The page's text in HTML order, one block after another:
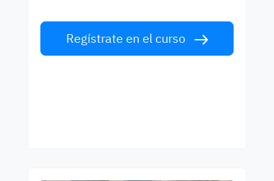
Regístrate en el curso